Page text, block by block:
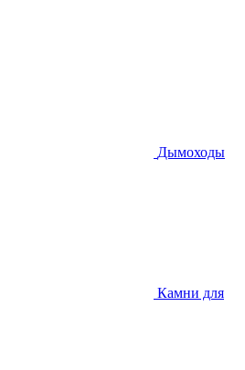
Дымоходы
Камни для